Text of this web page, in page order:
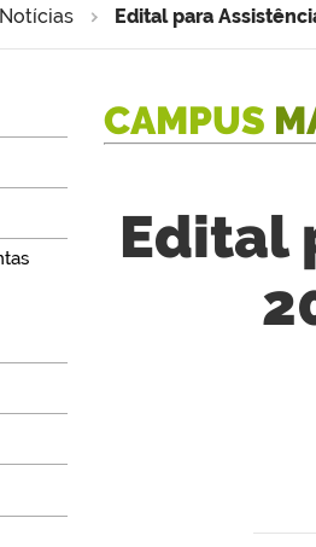
Notícias Edital para
CAMPUS
Edital